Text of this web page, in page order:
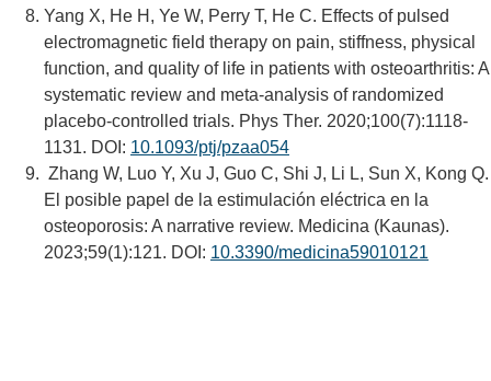
Yang X, He H, Ye W, Perry T, He C. Effects of pulsed
electromagnetic field therapy on pain, stiffness, physical
function, and quality of life in patients with osteoarthritis: A
systematic review and meta-analysis of randomized
placebo-controlled trials. Phys Ther. 2020;100(7):1118-
1131. DOI: 10.1093/ptj/pzaa054
Zhang W, Luo Y, Xu J, Guo C, Shi J, Li L, Sun X, Kong Q.
El posible papel de la estimulación eléctrica en la
osteoporosis: A narrative review. Medicina (Kaunas).
2023;59(1):121. DOI: 10.3390/medicina59010121